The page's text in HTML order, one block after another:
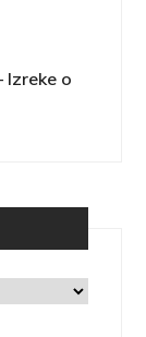
Izreke o